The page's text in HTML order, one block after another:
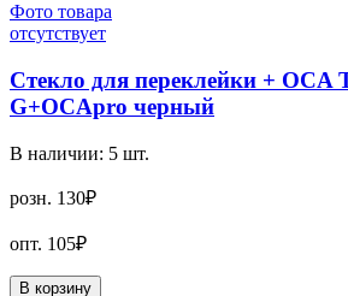
Фото товара
отсутствует
Стекло для переклейки + OCA
G+OCApro черный
В наличии: 5 шт.
розн. 130₽
опт. 105₽
В корзину